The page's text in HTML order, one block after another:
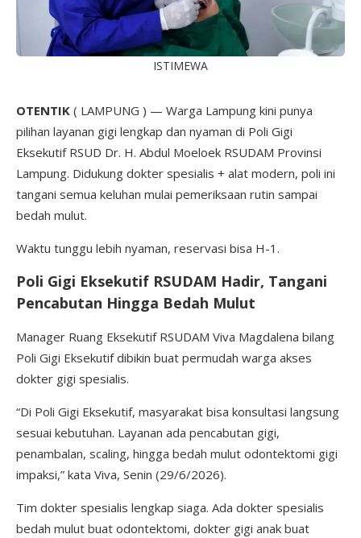
ISTIMEWA
OTENTIK ( LAMPUNG ) — Warga Lampung kini punya
pilihan layanan gigi lengkap dan nyaman di Poli Gigi
Eksekutif RSUD Dr. H. Abdul Moeloek RSUDAM Provinsi
Lampung. Didukung dokter spesialis + alat modern, poli ini
tangani semua keluhan mulai pemeriksaan rutin sampai
bedah mulut.
Waktu tunggu lebih nyaman, reservasi bisa H-1.
Poli Gigi Eksekutif RSUDAM Hadir, Tangani
Pencabutan Hingga Bedah Mulut
Manager Ruang Eksekutif RSUDAM Viva Magdalena bilang
Poli Gigi Eksekutif dibikin buat permudah warga akses
dokter gigi spesialis.
“Di Poli Gigi Eksekutif, masyarakat bisa konsultasi langsung
sesuai kebutuhan. Layanan ada pencabutan gigi,
penambalan, scaling, hingga bedah mulut odontektomi gigi
impaksi,” kata Viva, Senin (29/6/2026).
Tim dokter spesialis lengkap siaga. Ada dokter spesialis
bedah mulut buat odontektomi, dokter gigi anak buat